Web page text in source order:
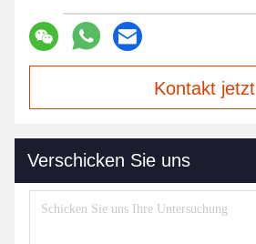
Kontakt jetzt
Verschicken Sie uns